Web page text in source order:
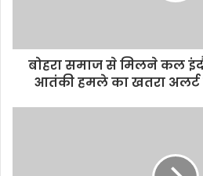
बोहरा समाज से मिलने कल
आतंकी हमले का खतरा अलर्ट